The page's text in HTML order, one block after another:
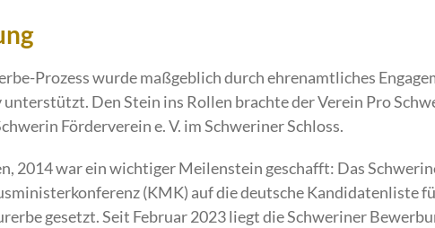
Prozess wurde maßgeblich durch ehrenamtliches
Den Stein ins Rollen brachte der Verein Pro
Förderverein e. V. im Schweriner Schloss.
2014 war ein wichtiger Meilenstein geschafft: Das
(KMK) auf die deutsche Kandidatenliste
gesetzt. Seit Februar 2023 liegt die Schweriner